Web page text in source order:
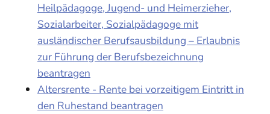
Heilpädagoge, Jugend- und Heimerzieher,
Sozialarbeiter, Sozialpädagoge mit
ausländischer Berufsausbildung – Erlaubnis
zur Führung der Berufsbezeichnung
beantragen
Altersrente - Rente bei vorzeitigem Eintritt in
den Ruhestand beantragen